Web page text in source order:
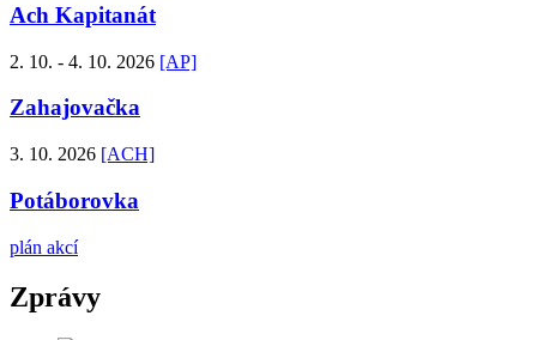
Ach Kapitanát
2. 10. - 4. 10. 2026 [AP]
Zahajovačka
3. 10. 2026 [ACH]
Potáborovka
plán akcí
Zprávy